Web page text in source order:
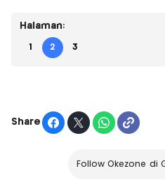
Halaman:
1 2 3
Share
Follow Okezone di